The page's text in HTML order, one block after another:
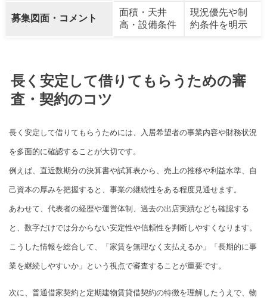
募集図面・コメント
面積・天井
高・設備条件
現況優先や制
約条件を明示
長く安定して借りてもらうための審
査・契約のコツ
長く安定して借りてもらうためには、入居希望者の事業内容や財務状況
を多面的に確認することが大切です。
例えば、直近数期分の決算書や試算表から、売上の推移や利益水準、自
己資本の厚みを把握すると、事業の継続性をある程度見通せます。
あわせて、代表者の経歴や運営体制、過去の出店実績なども確認する
と、数字だけでは分からない安定性や信頼性を判断しやすくなります。
こうした情報を総合して、「家賃を無理なく支払えるか」「長期的に事
業を継続しやすいか」という視点で審査することが重要です。
次に、普通借家契約と定期建物賃貸借契約の特徴を理解したうえで、物